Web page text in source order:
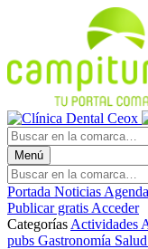
Menú
Portada Noticias Agenda
Publicar gratis Acceder
Categorías Actividades
pubs Gastronomía Salud